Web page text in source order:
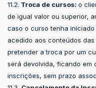
11.2. Troca de cursos: o
de igual valor ou superior,
caso o curso tenha
acedido aos conteúdos
pretender a troca por um
será devolvida, ficando em
inscrições, sem prazo